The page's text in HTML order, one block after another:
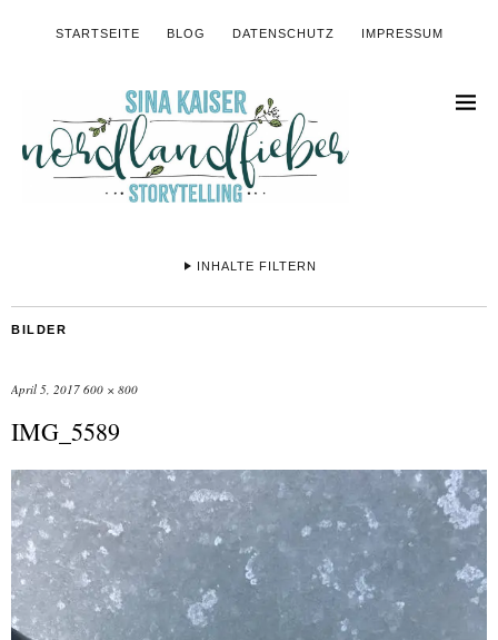
STARTSEITE BLOG DATENSCHUTZ IMPRESSUM
INHALTE FILTERN
BILDER
April 5, 2017 600 × 800
IMG_5589